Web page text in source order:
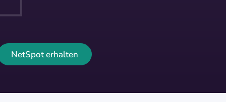
NetSpot erhalten